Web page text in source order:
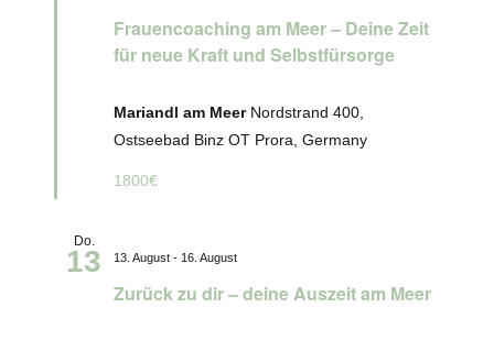
Frauencoaching am Meer – Deine Zeit
für neue Kraft und Selbstfürsorge
Mariandl am Meer Nordstrand 400,
Ostseebad Binz OT Prora, Germany
1800€
Do.
13
Zurück zu dir – deine Auszeit am Meer
13. August - 16. August